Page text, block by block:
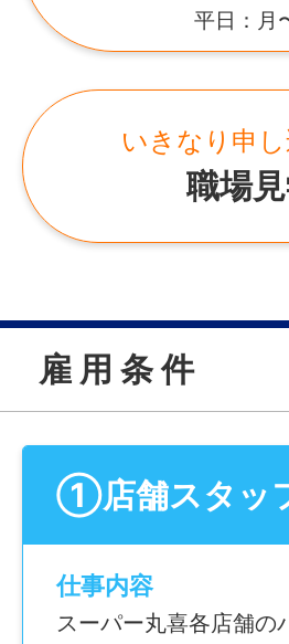
平日：月
いきなり申
職場
雇 用 条 件
①店舗スタッ
仕事内容
スーパー丸喜各店舗の